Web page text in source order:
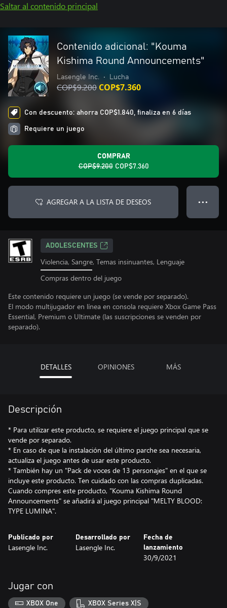
Saltar al contenido principal
Contenido adicional: "Kouma
Kishima Round Announcements"
Lasengle Inc. • Lucha
COP$9.200 COP$7.360
Con descuento: ahorra COP$1.840, finaliza en 6 días
Requiere un juego
COMPRAR
COP$9.200 COP$7.360
AGREGAR A LA LISTA DE DESEOS ● ● ●
ADOLESCENTES
Violencia, Sangre, Temas insinuantes, Lenguaje
Compras dentro del juego
Este contenido requiere un juego (se vende por separado).
El modo multijugador en línea en consola requiere Xbox Game Pass
Essential, Premium o Ultimate (las suscripciones se venden por
separado).
DETALLES OPINIONES MÁS
Descripción
* Para utilizar este producto, se requiere el juego principal que se
vende por separado.
* En caso de que la instalación del último parche sea necesaria,
actualiza el juego antes de usar este producto.
* También hay un "Pack de voces de 13 personajes" en el que se
incluye este producto. Ten cuidado con las compras duplicadas.
Cuando compres este producto, "Kouma Kishima Round
Announcements" se añadirá al juego principal "MELTY BLOOD:
TYPE LUMINA".
Publicado por
Lasengle Inc.
Desarrollado por
Lasengle Inc.
Fecha de
lanzamiento
30/9/2021
Jugar con
XBOX One XBOX Series X|S